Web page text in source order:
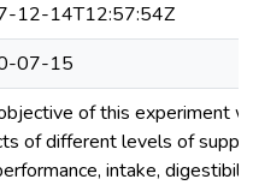
12-14T12:57:54Z
07-15
of this experiment
of different levels of
intake,